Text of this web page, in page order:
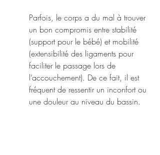
Parfois, le corps a du mal à trouver
un bon compromis entre stabilité
(support pour le bébé) et mobilité
(extensibilité des ligaments pour
faciliter le passage lors de
l’accouchement). De ce fait, il est
fréquent de ressentir un inconfort ou
une douleur au niveau du bassin.